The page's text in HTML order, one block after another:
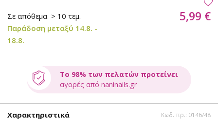
Σε απόθεμα > 10 τεμ.
Παράδοση μεταξύ 14.8. -
18.8.
5,99 €
Το 98% των πελατών προτείνει
αγορές από naninails.gr
Χαρακτηριστικά Κωδ. πρ.: 0146/48